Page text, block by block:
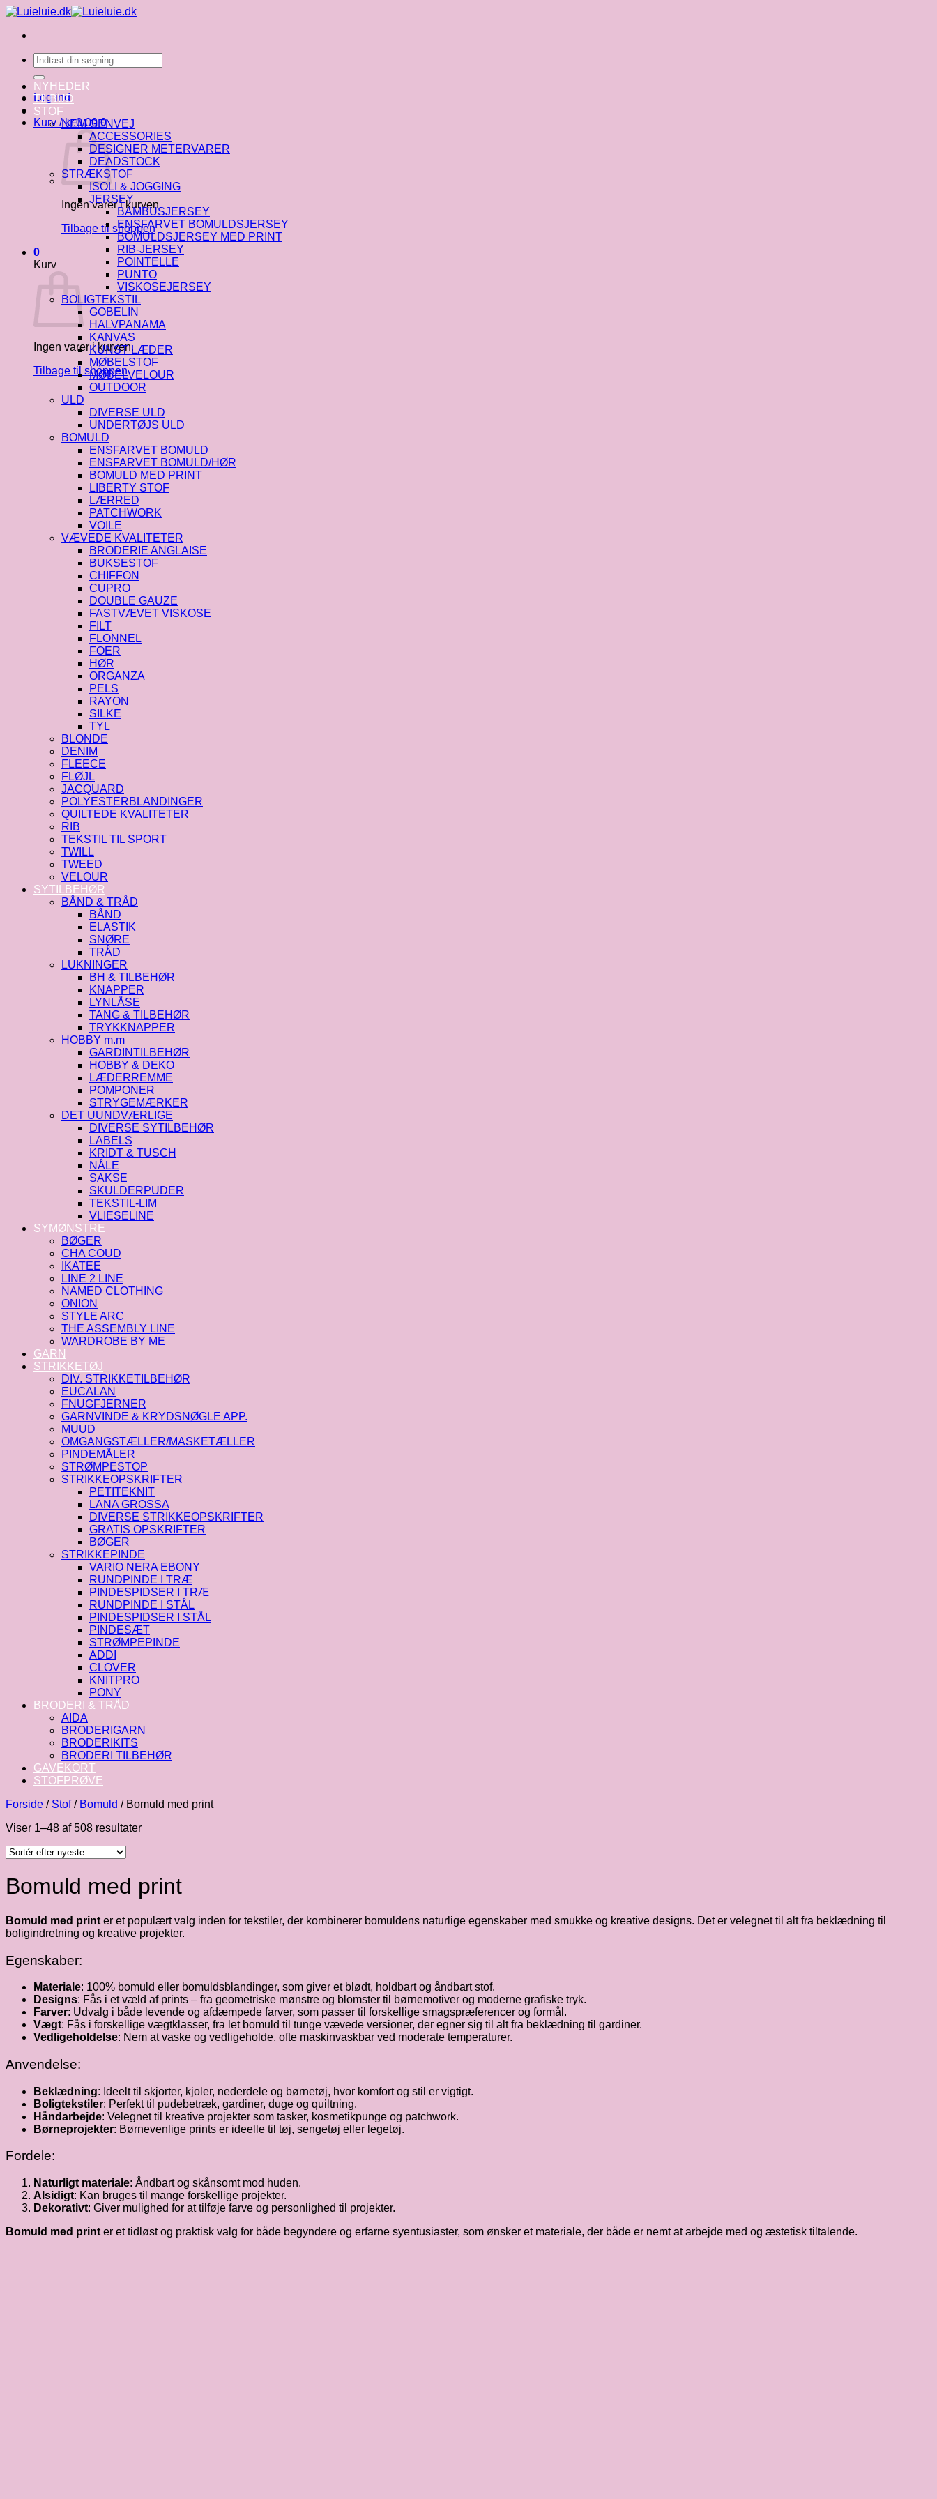
Fortsæt
indhold
Søg
efter:
Log ind
Kurv /kr.0.00 0
Ingen varer i kurven.
Tilbage til shoppen
0
Kurv
Ingen varer i kurven.
Tilbage til shoppen
NYHEDER
TILBUD
STOF
NEM GENVEJ
ACCESSORIES
DESIGNER METERVARER
DEADSTOCK
STRÆKSTOF
ISOLI & JOGGING
JERSEY
BAMBUSJERSEY
ENSFARVET BOMULDSJERSEY
BOMULDSJERSEY MED PRINT
RIB-JERSEY
POINTELLE
PUNTO
VISKOSEJERSEY
BOLIGTEKSTIL
GOBELIN
HALVPANAMA
KANVAS
KUNST LÆDER
MØBELSTOF
MØBELVELOUR
OUTDOOR
ULD
DIVERSE ULD
UNDERTØJS ULD
BOMULD
ENSFARVET BOMULD
ENSFARVET BOMULD/HØR
BOMULD MED PRINT
LIBERTY STOF
LÆRRED
PATCHWORK
VOILE
VÆVEDE KVALITETER
BRODERIE ANGLAISE
BUKSESTOF
CHIFFON
CUPRO
DOUBLE GAUZE
FASTVÆVET VISKOSE
FILT
FLONNEL
FOER
HØR
ORGANZA
PELS
RAYON
SILKE
TYL
BLONDE
DENIM
FLEECE
FLØJL
JACQUARD
POLYESTERBLANDINGER
QUILTEDE KVALITETER
RIB
TEKSTIL TIL SPORT
TWILL
TWEED
VELOUR
SYTILBEHØR
BÅND & TRÅD
BÅND
ELASTIK
SNØRE
TRÅD
LUKNINGER
BH & TILBEHØR
KNAPPER
LYNLÅSE
TANG & TILBEHØR
TRYKKNAPPER
HOBBY m.m
GARDINTILBEHØR
HOBBY & DEKO
LÆDERREMME
POMPONER
STRYGEMÆRKER
DET UUNDVÆRLIGE
DIVERSE SYTILBEHØR
LABELS
KRIDT & TUSCH
NÅLE
SAKSE
SKULDERPUDER
TEKSTIL-LIM
VLIESELINE
SYMØNSTRE
BØGER
CHA COUD
IKATEE
LINE 2 LINE
NAMED CLOTHING
ONION
STYLE ARC
THE ASSEMBLY LINE
WARDROBE BY ME
GARN
STRIKKETØJ
DIV. STRIKKETILBEHØR
EUCALAN
FNUGFJERNER
GARNVINDE & KRYDSNØGLE APP.
MUUD
OMGANGSTÆLLER/MASKETÆLLER
PINDEMÅLER
STRØMPESTOP
STRIKKEOPSKRIFTER
PETITEKNIT
LANA GROSSA
DIVERSE STRIKKEOPSKRIFTER
GRATIS OPSKRIFTER
BØGER
STRIKKEPINDE
VARIO NERA EBONY
RUNDPINDE I TRÆ
PINDESPIDSER I TRÆ
RUNDPINDE I STÅL
PINDESPIDSER I STÅL
PINDESÆT
STRØMPEPINDE
ADDI
CLOVER
KNITPRO
PONY
BRODERI & TRÅD
AIDA
BRODERIGARN
BRODERIKITS
BRODERI TILBEHØR
GAVEKORT
STOFPRØVE
Forside / Stof / Bomuld /Bomuld med print
Viser 1–48 af 508 resultaterSorteret
Bomuld med print
Bomuld med print er et populært valg inden for tekstiler, der kombinerer bomuldens naturlige egenskaber med smukke og kreative designs. Det er velegnet til alt fra beklædning til
boligindretning og kreative projekter.
Egenskaber:
Materiale: 100% bomuld eller bomuldsblandinger, som giver et blødt, holdbart og åndbart stof.
Designs: Fås i et væld af prints – fra geometriske mønstre og blomster til børnemotiver og moderne grafiske tryk.
Farver: Udvalg i både levende og afdæmpede farver, som passer til forskellige smagspræferencer og formål.
Vægt: Fås i forskellige vægtklasser, fra let bomuld til tunge vævede versioner, der egner sig til alt fra beklædning til gardiner.
Vedligeholdelse: Nem at vaske og vedligeholde, ofte maskinvaskbar ved moderate temperaturer.
Anvendelse:
Beklædning: Ideelt til skjorter, kjoler, nederdele og børnetøj, hvor komfort og stil er vigtigt.
Boligtekstiler: Perfekt til pudebetræk, gardiner, duge og quiltning.
Håndarbejde: Velegnet til kreative projekter som tasker, kosmetikpunge og patchwork.
Børneprojekter: Børnevenlige prints er ideelle til tøj, sengetøj eller legetøj.
Fordele:
Naturligt materiale: Åndbart og skånsomt mod huden.
Alsidigt: Kan bruges til mange forskellige projekter.
Dekorativt: Giver mulighed for at tilføje farve og personlighed til projekter.
Bomuld med print er et tidløst og praktisk valg for både begyndere og erfarne syentusiaster, som ønsker et materiale, der både er nemt at arbejde med og æstetisk tiltalende.